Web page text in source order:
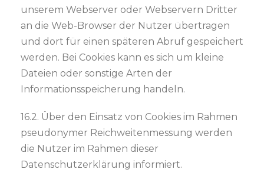
unserem Webserver oder Webservern Dritter
an die Web-Browser der Nutzer übertragen
und dort für einen späteren Abruf gespeichert
werden. Bei Cookies kann es sich um kleine
Dateien oder sonstige Arten der
Informationsspeicherung handeln.
16.2. Über den Einsatz von Cookies im Rahmen
pseudonymer Reichweitenmessung werden
die Nutzer im Rahmen dieser
Datenschutzerklärung informiert.